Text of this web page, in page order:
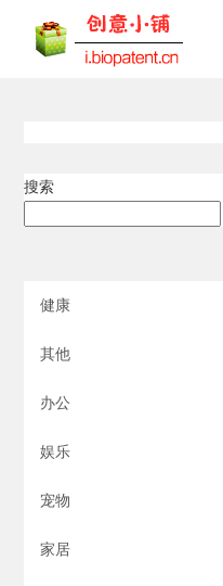
搜索
健康
其他
办公
娱乐
宠物
家居